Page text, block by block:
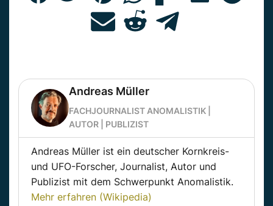
Andreas Müller
FACHJOURNALIST ANOMALISTIK |
AUTOR | PUBLIZIST
Andreas Müller ist ein deutscher Kornkreis-
und UFO-Forscher, Journalist, Autor und
Publizist mit dem Schwerpunkt Anomalistik.
Mehr erfahren (Wikipedia)